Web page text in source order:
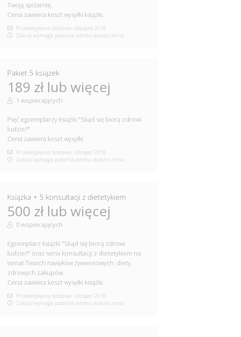
Twoją spiżarnię.
Cena zawiera koszt wysyłki książki.
Przewidywana dostawa: listopad 2018
Zakup wymaga podania adresu dostarczenia
Pakiet 5 ksiązek
189 zł lub więcej
1 wspierających
Pięć egzemplarzy książki "Skąd się biorą zdrowi
ludzie?"
Cena zawiera koszt wysyłki.
Przewidywana dostawa: listopad 2018
Zakup wymaga podania adresu dostarczenia
Książka + 5 konsultacji z dietetykiem
500 zł lub więcej
0 wspierających
Egzemplarz książki "Skąd się biorą zdrowi
ludzie?" oraz seria konsultacji z dietetykiem na
temat Twoich nawyków żywieniowych, diety,
zdrowych zakupów.
Cena zawiera koszt wysyłki książki.
Przewidywana dostawa: listopad 2018
Zakup wymaga podania adresu dostarczenia